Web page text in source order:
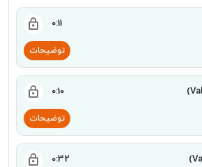
0:11
توضیحات
0:10
توضیحات
0:32